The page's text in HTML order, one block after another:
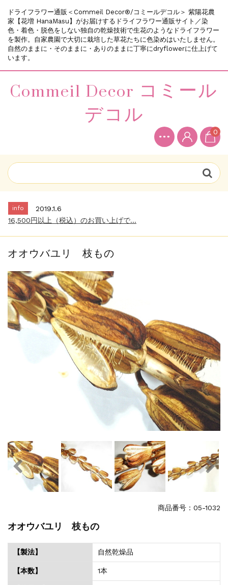
ドライフラワー通販＜Commeil Decor®/コミールデコル＞ 紫陽花農
家【花増 HanaMasu】がお届けするドライフラワー通販サイト／染
色・着色・脱色をしない独自の乾燥技術で生花のようなドライフラワー
を製作。自家農園で大切に栽培した草花たちに色染めはいたしません。
自然のままに・そのままに・ありのままに丁寧にdryflowerに仕上げて
います。
Commeil Decor コミール
デコル 0
新規会員登録で200ポイントプレゼント中...
info
2019.10.5
info
2019.1.6
16,500円以上（税込）のお買い上げで...
info
2018.12.11
info
2019.10.5
～メールが届かないお客様へのお願い～...
info
2019.1.6
16,500円以上（税込）のお買い上げで...
info
2019.1.6
お客様の作品をご紹介させて頂きます...
新規会員登録で200ポイントプレゼント中...
オオウバユリ 枝もの
商品番号：05-1032
オオウバユリ 枝もの
【製法】 自然乾燥品
【本数】 1本